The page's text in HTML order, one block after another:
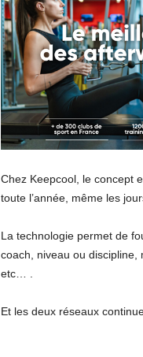
Chez Keepcool, le concept
toute l’année, même les
La technologie permet de
coach, niveau ou
etc… .
Et les deux réseaux